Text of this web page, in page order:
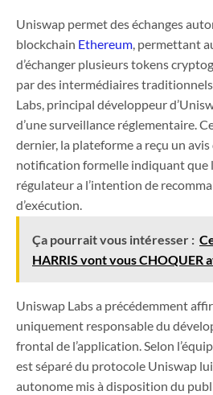
Uniswap permet des échanges
blockchain Ethereum, permettant
d’échanger plusieurs tokens
par des intermédiaires
Labs, principal développeur
d’une surveillance réglementaire.
dernier, la plateforme a reçu un
notification formelle indiquant que
régulateur a l’intention de
d’exécution.
Ça pourrait vous intéresser :
HARRIS vont vous CHOQUER
Uniswap Labs a précédemment
uniquement responsable du
frontal de l’application. Selon
est séparé du protocole Uniswap
autonome mis à disposition du